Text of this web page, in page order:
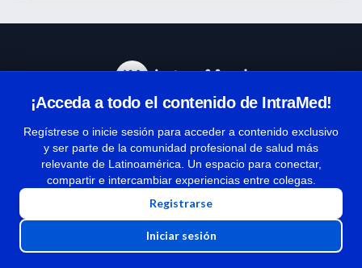
¡Acceda a todo el contenido de IntraMed!
Regístrese o inicie sesión para acceder a contenido exclusivo
y ser parte de la comunidad profesional de salud más
relevante de Latinoamérica. Un espacio para conectar,
compartir e intercambiar experiencias entre colegas.
Registrarse
Iniciar sesión
Términos y condiciones
| Políticas de privacidad
| Todos los derechos reservados | Copyright 1997-2026